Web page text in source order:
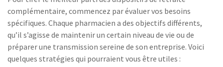
complémentaire, commencez par évaluer vos besoins
spécifiques. Chaque pharmacien a des objectifs différents,
qu’il s’agisse de maintenir un certain niveau de vie ou de
préparer une transmission sereine de son entreprise. Voici
quelques stratégies qui pourraient vous être utiles :